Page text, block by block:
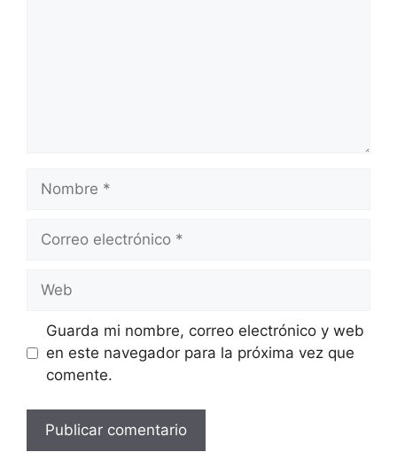
Nombre
Correo
Web
Guarda mi nombre, correo electrónico y web
en este navegador para la próxima vez que
comente.